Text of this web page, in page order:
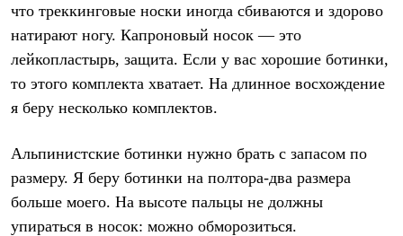
что треккинговые носки иногда сбиваются и здорово
натирают ногу. Капроновый носок — это
лейкопластырь, защита. Если у вас хорошие ботинки,
то этого комплекта хватает. На длинное восхождение
я беру несколько комплектов.
Альпинистские ботинки нужно брать с запасом по
размеру. Я беру ботинки на полтора-два размера
больше моего. На высоте пальцы не должны
упираться в носок: можно обморозиться.